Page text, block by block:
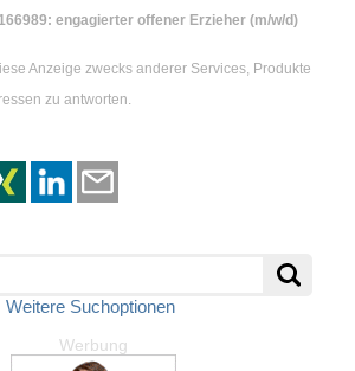
engagierter offener Erzieher (m/w/d)
Anzeige zwecks anderer Services, Produkte
zu antworten.
Weitere Suchoptionen
Werbung